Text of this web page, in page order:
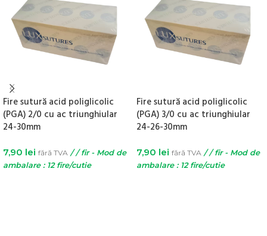
Fire sutură acid poliglicolic
(PGA) 2/0 cu ac triunghiular
24-30mm
7,90 lei fără TVA / / fir - Mod de
ambalare : 12 fire/cutie
Fire sutură acid poliglicolic
(PGA) 3/0 cu ac triunghiular
24-26-30mm
7,90 lei fără TVA / / fir - Mod de
ambalare : 12 fire/cutie